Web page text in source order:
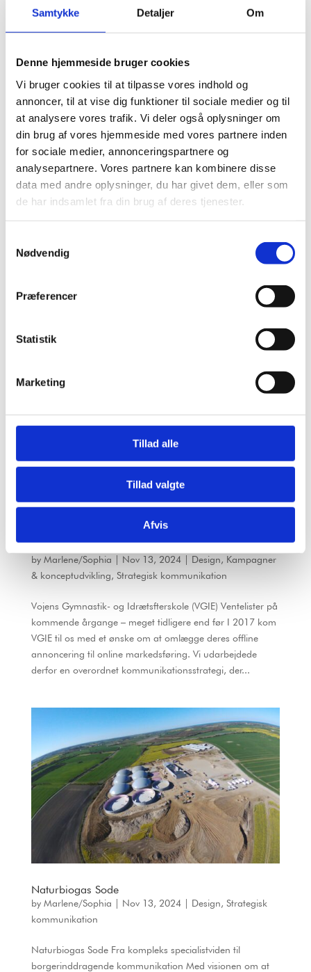
Samtykke Detaljer Om
Denne hjemmeside bruger cookies
Vi bruger cookies til at tilpasse vores indhold og
annoncer, til at vise dig funktioner til sociale medier og til
at analysere vores trafik. Vi deler også oplysninger om
din brug af vores hjemmeside med vores partnere inden
for sociale medier, annonceringspartnere og
analysepartnere. Vores partnere kan kombinere disse
data med andre oplysninger, du har givet dem, eller som
de har indsamlet fra din brug af deres tjenester.
Nødvendig
Præferencer
Statistik
Marketing
Tillad alle
Tillad valgte
Afvis
Fredericia Maskinmesterskole (FMS)
by Marlene/Sophia Nov 13, 2024
Kampagner &
konceptudvikling
Kernefortælling & purpose ,
skoleafdeling Fredericia Maskinmesterskole havde i 2021
to afdelinger i henholdsvis Fredericia og Esbjerg med et
forbindelse varetog vi public affairs-opgaven og hjalp
Vojens Gymnastik- og Idrætsefterskole (VGIE)
by Marlene/Sophia | Nov 13, 2024| Design, Kampagner
& konceptudvikling, Strategisk kommunikation
Vojens Gymnastik- og Idrætsfterskole (VGIE) Ventelister på
kommende årgange – meget tidligere end før I 2017 kom
VGIE til os med et ønske om at omlægge deres offline
annoncering til online markedsføring. Vi udarbejdede
derfor en overordnet kommunikationsstrategi, der...
Naturbiogas Sode
by Marlene/Sophia | Nov 13, 2024| Design, Strategisk
kommunikation
Naturbiogas Sode Fra kompleks specialistviden til
borgerinddragende kommunikation Med visionen om at